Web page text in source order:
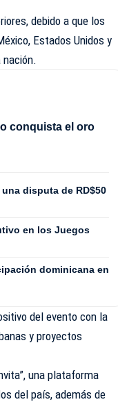
debido a que los
Estados Unidos y
conquista el oro
disputa de RD$50
en los Juegos
dominicana en
del evento con la
y proyectos
una plataforma
del país, además de